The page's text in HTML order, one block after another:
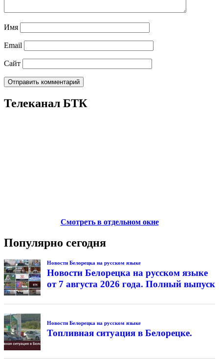
Имя
Email
Сайт
Телеканал БТК
Смотреть в отдельном окне
Популярно сегодня
Новости Белорецка на русском языке
Новости Белорецка на русском языке
от 7 августа 2026 года. Полный выпуск
Новости Белорецка на русском языке
Топливная ситуация в Белорецке.